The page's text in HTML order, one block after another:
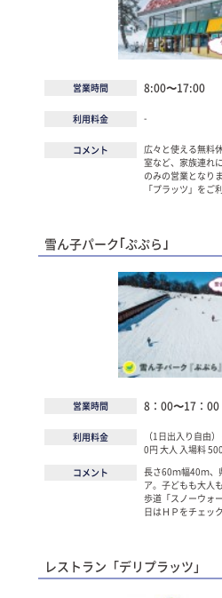
営業時間 8:00〜17:00
利用料金 -
コメント
広々と使える無料
室など、家族連れ
のみの営業となり
「プラッツ」をご
雪ん子パーク｢ぷぷら｣
営業時間 8：00〜17：00
利用料金
（1日出入り自由
0円 大人 入場料
コメント
長さ60ｍ幅40ｍ、
ア。子どもも大人
歩道「スノーウォ
日はＨＰをチェッ
レストラン「デリプラッツ」